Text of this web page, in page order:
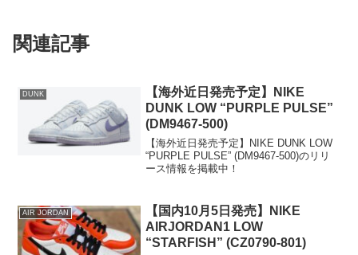
関連記事
DUNK
【海外近日発売予定】NIKE
DUNK LOW “PURPLE PULSE”
(DM9467-500)
【海外近日発売予定】NIKE DUNK LOW
“PURPLE PULSE” (DM9467-500)のリリ
ース情報を掲載中！
AIR JORDAN
【国内10月5日発売】NIKE
AIRJORDAN1 LOW
“STARFISH” (CZ0790-801)